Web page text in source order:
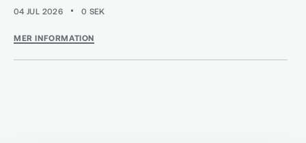
04 JUL 2026 0 SEK
MER INFORMATION